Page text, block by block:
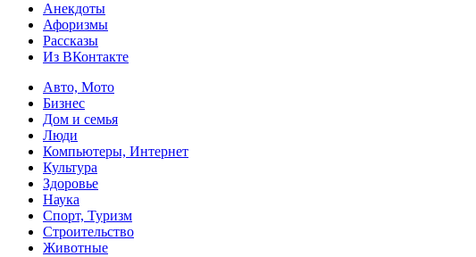
Анекдоты
Афоризмы
Рассказы
Из ВКонтакте
Авто, Мото
Бизнес
Дом и семья
Люди
Компьютеры, Интернет
Культура
Здоровье
Наука
Спорт, Туризм
Строительство
Животные